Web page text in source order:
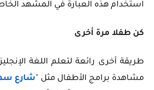
استخدام هذه العبارة في المشهد
كن طفلا مرة أخرى
طريقة أخرى رائعة لتعلم اللغة
مشاهدة برامج الأطفال مثل "شارع